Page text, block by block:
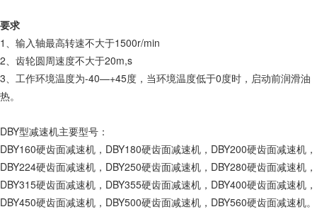
要求
1、输入轴最高转速不大于1500r/min
2、齿轮圆周速度不大于20m,s
3、工作环境温度为-40—+45度，当环境温度低于0度时，启动前润滑油
热。
DBY型减速机主要型号：
DBY160硬齿面减速机，DBY180硬齿面减速机，DBY200硬齿面减速机，
DBY224硬齿面减速机，DBY250硬齿面减速机，DBY280硬齿面减速机，
DBY315硬齿面减速机，DBY355硬齿面减速机，DBY400硬齿面减速机，
DBY450硬齿面减速机，DBY500硬齿面减速机，DBY560硬齿面减速机。